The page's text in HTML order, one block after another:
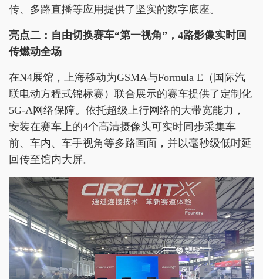
传、多路直播等应用提供了坚实的数字底座。
亮点二：自由切换赛车“第一视角”，4路影像实时回
传燃动全场
在N4展馆，上海移动为GSMA与Formula E（国际汽
联电动方程式锦标赛）联合展示的赛车提供了定制化
5G-A网络保障。依托超级上行网络的大带宽能力，
安装在赛车上的4个高清摄像头可实时同步采集车
前、车内、车手视角等多路画面，并以毫秒级低时延
回传至馆内大屏。